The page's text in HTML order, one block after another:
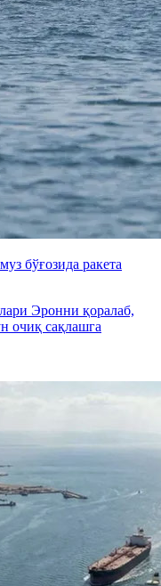
бўғозида ракета
Эронни қоралаб,
очиқ сақлашга